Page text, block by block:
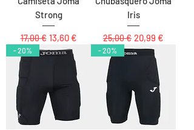
Strong
Precio
17,00 € Precio de oferta
13,60 €
Iris
Precio
25,00 € Precio de oferta
20,99 €
- 20% - 20%